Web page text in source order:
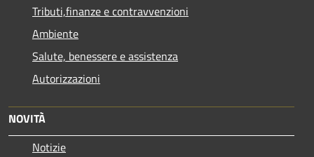
Tributi,finanze e contravvenzioni
Ambiente
Salute, benessere e assistenza
Autorizzazioni
NOVITÀ
Notizie